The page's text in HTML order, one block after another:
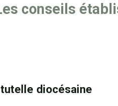
conseils
diocésaine